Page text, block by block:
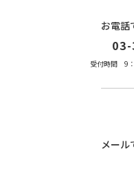
お電話
受付時間 9：
メール